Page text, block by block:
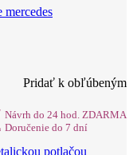
Pridať k obľúbeným
Návrh do 24 hod. ZDARMA
Doručenie do 7 dní